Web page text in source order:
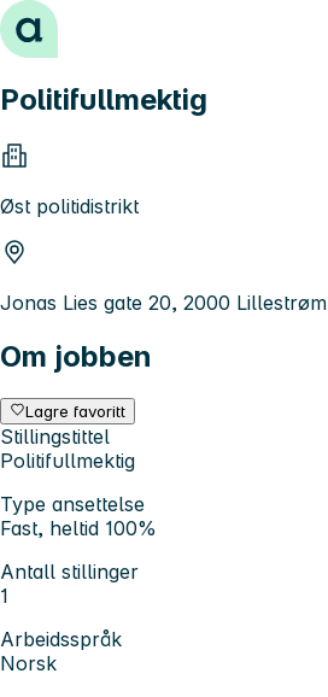
Hopp til innhold
Politifullmektig
Øst politidistrikt
Jonas Lies gate 20, 2000 Lillestrøm
Om jobben
Lagre favoritt
Stillingstittel
Politifullmektig
Type ansettelse
Fast, heltid 100%
Antall stillinger
1
Arbeidsspråk
Norsk